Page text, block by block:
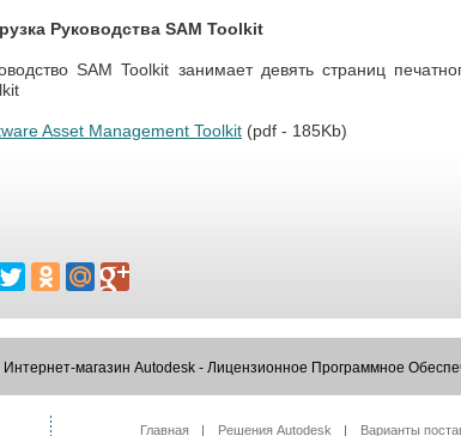
Руководства SAM Toolkit
SAM Toolkit занимает девять страниц
Asset Management Toolkit (pdf - 185Kb)
Интернет-магазин Autodesk - Лицензионное Программное
Главная Решения Autodesk Варианты